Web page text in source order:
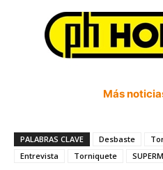
Más
PALABRAS CLAVE Desbaste
Entrevista
Torniquete